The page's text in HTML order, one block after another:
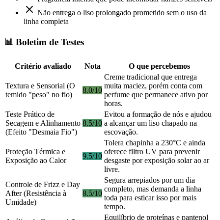
Não entrega o liso prolongado prometido sem o uso da
linha completa
📊 Boletim de Testes
Critério avaliado Nota O que percebemos
Textura e Sensorial (O
temido "peso" no fio)
8.0/10
Creme tradicional que entrega
muita maciez, porém conta com
perfume que permanece ativo por
horas.
Teste Prático de
Secagem e Alinhamento
(Efeito "Desmaia Fio")
8.5/10
Evitou a formação de nós e ajudou
a alcançar um liso chapado na
escovação.
Proteção Térmica e
Exposição ao Calor
9.5/10
Tolera chapinha a 230°C e ainda
oferece filtro UV para prevenir
desgaste por exposição solar ao ar
livre.
Controle de Frizz e Day
After (Resistência à
Umidade)
8.5/10
Segura arrepiados por um dia
completo, mas demanda a linha
toda para esticar isso por mais
tempo.
Equilíbrio de proteínas e pantenol